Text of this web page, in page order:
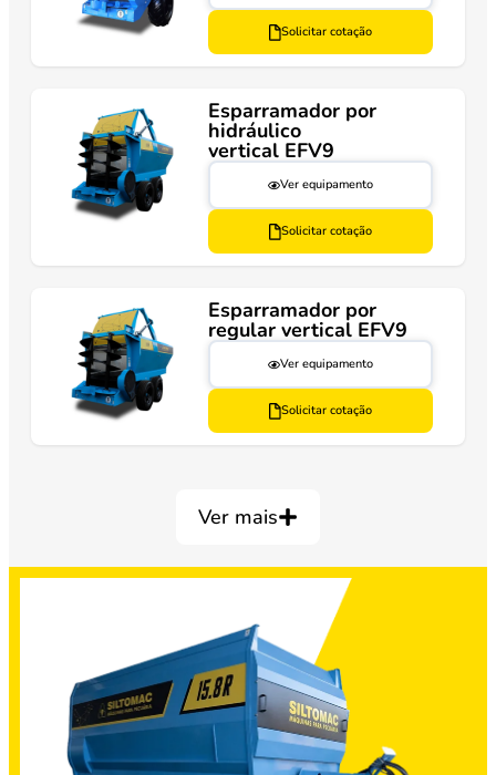
Solicitar cotação
Esparramador por
hidráulico
vertical EFV9
Ver equipamento
Solicitar cotação
Esparramador por
regular vertical EFV9
Ver equipamento
Solicitar cotação
Ver mais